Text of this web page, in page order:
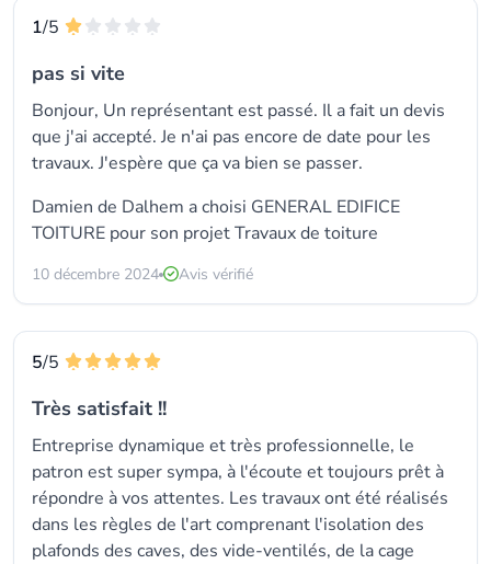
1/5
pas si vite
Bonjour, Un représentant est passé. Il a fait un devis
que j'ai accepté. Je n'ai pas encore de date pour les
travaux. J'espère que ça va bien se passer.
Damien de Dalhem a choisi GENERAL EDIFICE
TOITURE pour son projet Travaux de toiture
10 décembre 2024 Avis vérifié
5/5
Très satisfait !!
Entreprise dynamique et très professionnelle, le
patron est super sympa, à l'écoute et toujours prêt à
répondre à vos attentes. Les travaux ont été réalisés
dans les règles de l'art comprenant l'isolation des
plafonds des caves, des vide-ventilés, de la cage